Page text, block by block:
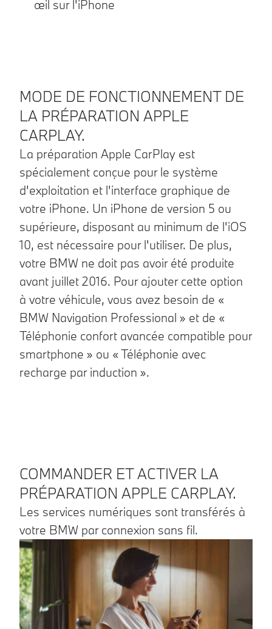
œil sur l'iPhone
MODE DE FONCTIONNEMENT DE
LA PRÉPARATION APPLE
CARPLAY.
La préparation Apple CarPlay est
spécialement conçue pour le système
d'exploitation et l'interface graphique de
votre iPhone. Un iPhone de version 5 ou
supérieure, disposant au minimum de l'iOS
10, est nécessaire pour l'utiliser. De plus,
votre BMW ne doit pas avoir été produite
avant juillet 2016. Pour ajouter cette option
à votre véhicule, vous avez besoin de «
BMW Navigation Professional » et de «
Téléphonie confort avancée compatible pour
smartphone » ou « Téléphonie avec
recharge par induction ».
COMMANDER ET ACTIVER LA
PRÉPARATION APPLE CARPLAY.
Les services numériques sont transférés à
votre BMW par connexion sans fil.